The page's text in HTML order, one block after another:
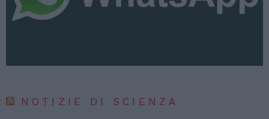
NOTIZIE DI SCIENZA